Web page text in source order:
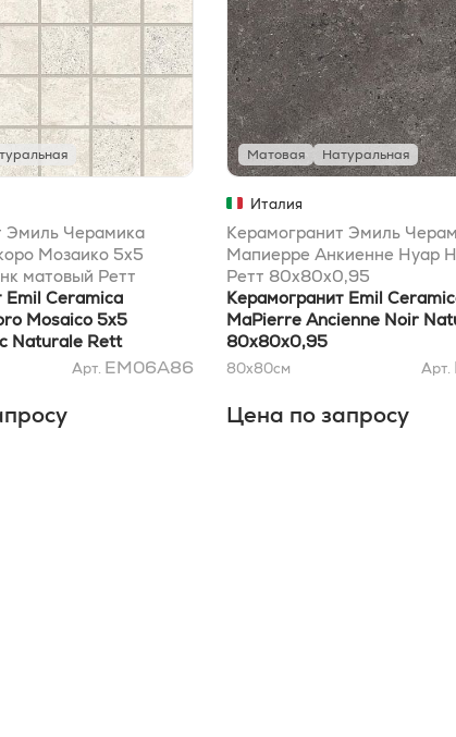
Эмиль Черамика
Мозаико 5x5
матовый Ретт
Emil Ceramica
Mosaico 5x5
Naturale Rett
Арт. EM06A86
Матовая Натуральная
Италия
Керамогранит Эмиль
Мапиерре Анкиенне Нуар
Ретт 80x80x0,95
Керамогранит Emil
MaPierre Ancienne Noir
80x80x0,95
80x80см Арт.
Цена по запросу